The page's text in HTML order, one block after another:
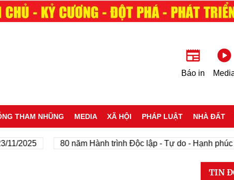
Báo in
THAM NHŨNG MEDIA XÃ HỘI PHÁP LUẬT NHÀ ĐẤT
2025 80 năm Hành trình Độc lập - Tự do - Hạnh phúc
TIN